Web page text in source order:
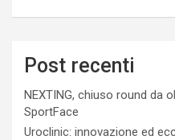
Post recenti
NEXTING, chiuso round da
SportFace
Uroclinic: innovazione ed